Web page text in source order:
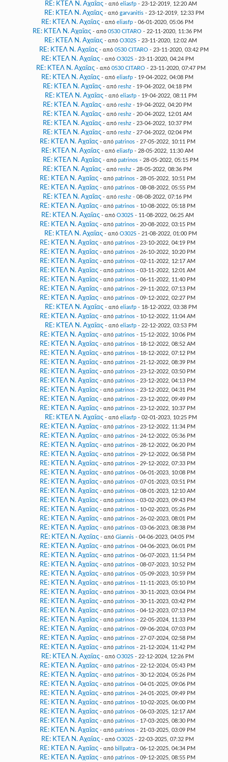
RE: ΚΤΕΛ Ν. Αχαΐας - από eliasfp- 23-12-2019, 12:20 AM
RE: ΚΤΕΛ Ν. Αχαΐας - από garvanitis- 23-12-2019, 12:33 PM
RE: ΚΤΕΛ Ν. Αχαΐας - από eliasfp - 06-01-2020, 05:06 PM
RE: ΚΤΕΛ Ν. Αχαΐας - από 0530 CITARO - 22-11-2020, 11:36 PM
RE: ΚΤΕΛ Ν. Αχαΐας - από O302S - 23-11-2020, 12:02 AM
RE: ΚΤΕΛ Ν. Αχαΐας - από 0530 CITARO - 23-11-2020, 03:42 PM
RE: ΚΤΕΛ Ν. Αχαΐας - από O302S- 23-11-2020, 04:24 PM
RE: ΚΤΕΛ Ν. Αχαΐας - από 0530 CITARO- 23-11-2020, 07:47 PM
RE: ΚΤΕΛ Ν. Αχαΐας - από eliasfp - 19-04-2022, 04:08 PM
RE: ΚΤΕΛ Ν. Αχαΐας - από reshz - 19-04-2022, 04:18 PM
RE: ΚΤΕΛ Ν. Αχαΐας - από eliasfp- 19-04-2022, 08:11 PM
RE: ΚΤΕΛ Ν. Αχαΐας - από reshz - 19-04-2022, 04:20 PM
RE: ΚΤΕΛ Ν. Αχαΐας - από reshz - 20-04-2022, 12:01 AM
RE: ΚΤΕΛ Ν. Αχαΐας - από reshz - 23-04-2022, 10:37 PM
RE: ΚΤΕΛ Ν. Αχαΐας - από reshz - 27-04-2022, 02:04 PM
RE: ΚΤΕΛ Ν. Αχαΐας - από patrinos- 27-05-2022, 10:11 PM
RE: ΚΤΕΛ Ν. Αχαΐας - από eliasfp - 28-05-2022, 11:30 AM
RE: ΚΤΕΛ Ν. Αχαΐας - από patrinos - 28-05-2022, 05:15 PM
RE: ΚΤΕΛ Ν. Αχαΐας - από reshz - 28-05-2022, 08:36 PM
RE: ΚΤΕΛ Ν. Αχαΐας - από patrinos- 28-05-2022, 10:51 PM
RE: ΚΤΕΛ Ν. Αχαΐας - από patrinos- 08-08-2022, 05:55 PM
RE: ΚΤΕΛ Ν. Αχαΐας - από reshz - 08-08-2022, 07:16 PM
RE: ΚΤΕΛ Ν. Αχαΐας - από patrinos- 10-08-2022, 05:18 PM
RE: ΚΤΕΛ Ν. Αχαΐας - από O302S- 11-08-2022, 06:25 AM
RE: ΚΤΕΛ Ν. Αχαΐας - από patrinos- 20-08-2022, 03:15 PM
RE: ΚΤΕΛ Ν. Αχαΐας - από O302S - 21-08-2022, 01:00 PM
RE: ΚΤΕΛ Ν. Αχαΐας - από patrinos- 23-10-2022, 04:19 PM
RE: ΚΤΕΛ Ν. Αχαΐας - από patrinos- 26-10-2022, 10:20 PM
RE: ΚΤΕΛ Ν. Αχαΐας - από patrinos- 02-11-2022, 12:17 AM
RE: ΚΤΕΛ Ν. Αχαΐας - από patrinos- 03-11-2022, 12:01 AM
RE: ΚΤΕΛ Ν. Αχαΐας - από patrinos- 06-11-2022, 11:40 PM
RE: ΚΤΕΛ Ν. Αχαΐας - από patrinos- 29-11-2022, 07:13 PM
RE: ΚΤΕΛ Ν. Αχαΐας - από patrinos- 09-12-2022, 02:27 PM
RE: ΚΤΕΛ Ν. Αχαΐας - από eliasfp- 18-12-2022, 03:38 PM
RE: ΚΤΕΛ Ν. Αχαΐας - από patrinos- 10-12-2022, 11:04 AM
RE: ΚΤΕΛ Ν. Αχαΐας - από eliasfp- 22-12-2022, 03:53 PM
RE: ΚΤΕΛ Ν. Αχαΐας - από patrinos- 15-12-2022, 10:06 PM
RE: ΚΤΕΛ Ν. Αχαΐας - από patrinos- 18-12-2022, 08:52 AM
RE: ΚΤΕΛ Ν. Αχαΐας - από patrinos- 18-12-2022, 07:12 PM
RE: ΚΤΕΛ Ν. Αχαΐας - από patrinos- 21-12-2022, 08:39 PM
RE: ΚΤΕΛ Ν. Αχαΐας - από patrinos- 23-12-2022, 03:50 PM
RE: ΚΤΕΛ Ν. Αχαΐας - από patrinos- 23-12-2022, 04:13 PM
RE: ΚΤΕΛ Ν. Αχαΐας - από patrinos- 23-12-2022, 04:31 PM
RE: ΚΤΕΛ Ν. Αχαΐας - από patrinos- 23-12-2022, 09:49 PM
RE: ΚΤΕΛ Ν. Αχαΐας - από patrinos- 23-12-2022, 10:37 PM
RE: ΚΤΕΛ Ν. Αχαΐας - από eliasfp- 02-01-2023, 10:25 PM
RE: ΚΤΕΛ Ν. Αχαΐας - από patrinos- 23-12-2022, 11:34 PM
RE: ΚΤΕΛ Ν. Αχαΐας - από patrinos- 24-12-2022, 05:36 PM
RE: ΚΤΕΛ Ν. Αχαΐας - από patrinos- 28-12-2022, 06:20 PM
RE: ΚΤΕΛ Ν. Αχαΐας - από patrinos- 29-12-2022, 06:58 PM
RE: ΚΤΕΛ Ν. Αχαΐας - από patrinos- 29-12-2022, 07:33 PM
RE: ΚΤΕΛ Ν. Αχαΐας - από patrinos- 06-01-2023, 10:08 PM
RE: ΚΤΕΛ Ν. Αχαΐας - από patrinos- 07-01-2023, 03:51 PM
RE: ΚΤΕΛ Ν. Αχαΐας - από patrinos- 08-01-2023, 12:10 AM
RE: ΚΤΕΛ Ν. Αχαΐας - από patrinos- 03-02-2023, 09:43 PM
RE: ΚΤΕΛ Ν. Αχαΐας - από patrinos- 10-02-2023, 05:26 PM
RE: ΚΤΕΛ Ν. Αχαΐας - από patrinos- 26-02-2023, 08:01 PM
RE: ΚΤΕΛ Ν. Αχαΐας - από patrinos- 03-06-2023, 08:38 PM
RE: ΚΤΕΛ Ν. Αχαΐας - από Giannis - 04-06-2023, 04:05 PM
RE: ΚΤΕΛ Ν. Αχαΐας - από patrinos- 04-06-2023, 06:01 PM
RE: ΚΤΕΛ Ν. Αχαΐας - από patrinos- 06-07-2023, 11:54 PM
RE: ΚΤΕΛ Ν. Αχαΐας - από patrinos- 08-07-2023, 10:52 PM
RE: ΚΤΕΛ Ν. Αχαΐας - από patrinos- 05-09-2023, 10:59 PM
RE: ΚΤΕΛ Ν. Αχαΐας - από patrinos- 11-11-2023, 05:10 PM
RE: ΚΤΕΛ Ν. Αχαΐας - από patrinos- 30-11-2023, 03:04 PM
RE: ΚΤΕΛ Ν. Αχαΐας - από patrinos- 30-11-2023, 03:42 PM
RE: ΚΤΕΛ Ν. Αχαΐας - από patrinos- 04-12-2023, 07:13 PM
RE: ΚΤΕΛ Ν. Αχαΐας - από patrinos- 22-05-2024, 11:33 PM
RE: ΚΤΕΛ Ν. Αχαΐας - από patrinos- 09-06-2024, 07:03 PM
RE: ΚΤΕΛ Ν. Αχαΐας - από patrinos- 27-07-2024, 02:58 PM
RE: ΚΤΕΛ Ν. Αχαΐας - από patrinos- 21-12-2024, 11:42 PM
RE: ΚΤΕΛ Ν. Αχαΐας - από O302S- 22-12-2024, 12:26 PM
RE: ΚΤΕΛ Ν. Αχαΐας - από patrinos- 22-12-2024, 05:43 PM
RE: ΚΤΕΛ Ν. Αχαΐας - από patrinos- 30-12-2024, 05:26 PM
RE: ΚΤΕΛ Ν. Αχαΐας - από patrinos- 04-01-2025, 09:06 PM
RE: ΚΤΕΛ Ν. Αχαΐας - από patrinos- 24-01-2025, 09:49 PM
RE: ΚΤΕΛ Ν. Αχαΐας - από patrinos- 10-02-2025, 06:00 PM
RE: ΚΤΕΛ Ν. Αχαΐας - από patrinos- 06-03-2025, 12:17 AM
RE: ΚΤΕΛ Ν. Αχαΐας - από patrinos- 17-03-2025, 08:30 PM
RE: ΚΤΕΛ Ν. Αχαΐας - από patrinos- 21-03-2025, 03:09 PM
RE: ΚΤΕΛ Ν. Αχαΐας - από O302S- 22-03-2025, 07:32 PM
RE: ΚΤΕΛ Ν. Αχαΐας - από billpatra- 06-12-2025, 04:34 PM
RE: ΚΤΕΛ Ν. Αχαΐας - από patrinos- 09-12-2025, 08:55 PM